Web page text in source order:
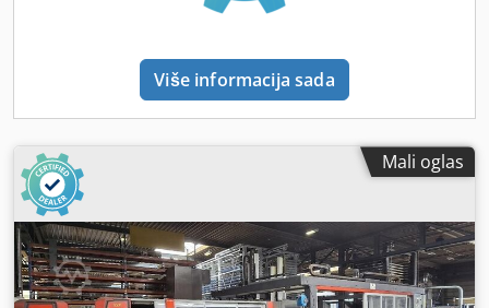
zrak Ø 20mm, kružna polisariation Izmenljivi sto DkŠkV:
stola = 3200 k 2000mm Sistem hlađenja Rf tip hlađenja VKL
560, rashladno sredstvo R 407C, kapacitet hlađenja 65kV,
visoki pritisak 27bar, pumpa 220 l / min., ventilator
cca. 1.4 k 2.0 k 2.2m), godina proizvodnje 2014; 5.5kV sa
kontrolnim tajmerom Unakrsna transportna kablovska vuča
tip SRF 040 (veličina DkŠv: oko 3630 k 705 k 1000mm) Light
barijera bolestan tip M 4000 Most za sečenje: I-putovanje
3000mm, širina kolone 2300mm, veličina nosača rezača
DkŠkV: 400 k 300 k 650mm Operativni terminal sa
kompletnom kombinacijom kabineta i ručnom kontrolnom
Više informacija sada
Mali oglas